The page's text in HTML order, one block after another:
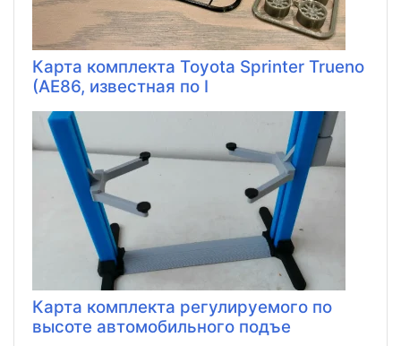
Карта комплекта Toyota Sprinter Trueno
(AE86, известная по I
Карта комплекта регулируемого по
высоте автомобильного подъе